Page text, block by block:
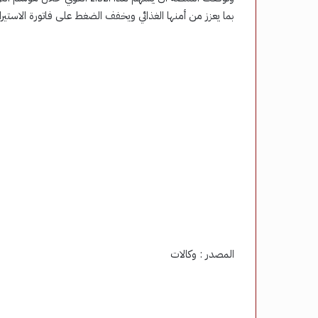
بما يعزز من أمنها الغذائي ويخفف الضغط على فاتورة
المصدر : وكالات